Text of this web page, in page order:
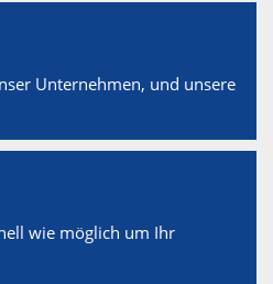
Unternehmen, und unsere
wie möglich um Ihr